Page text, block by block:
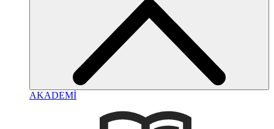
AKADEMİ